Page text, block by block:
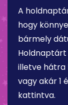
A
hogy
bármely
Holdnaptárt
illetve hátra
vagy akár 1
kattintva.